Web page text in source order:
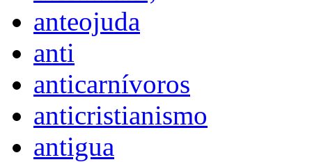
anteojuda
anti
anticarnívoros
anticristianismo
antigua